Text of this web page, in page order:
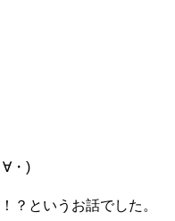
∀・)
？というお話でした。